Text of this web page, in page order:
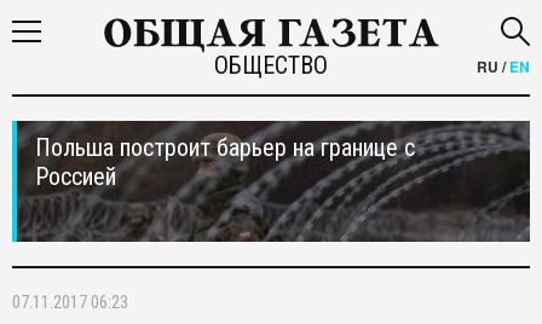
ОБЩЕСТВО RU /EN
Польша построит барьер на границе с
Россией
07.11.2017 06:23